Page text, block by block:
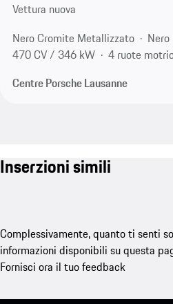
Vettura nuova
Nero Cromite Metallizzato
Nero
470 CV / 346 kW
4 ruote
Centre Porsche Lausanne
Inserzioni simili
Complessivamente, quanto ti senti
informazioni disponibili su questa
Fornisci ora il tuo feedback